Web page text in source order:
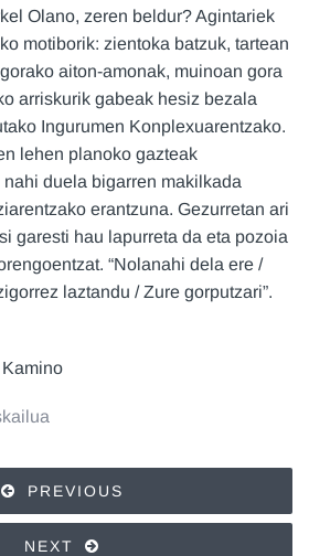
Olano, zeren beldur? Agintariek
motiborik: zientoka batzuk, tartean
aiton-amonak, muinoan gora
arriskurik gabeak hesiz bezala
Ingurumen Konplexuarentzako.
lehen planoko gazteak
duela bigarren makilkada
erantzuna. Gezurretan ari
garesti hau lapurreta da eta pozoia
“Nolanahi dela ere /
laztandu / Zure gorputzari”.
PREVIOUS
NEXT